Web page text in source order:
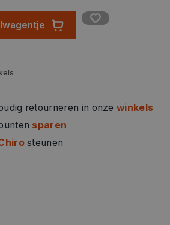
retourneren in onzewinkels
sparen
steunen